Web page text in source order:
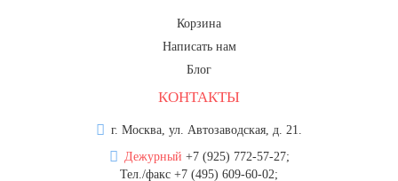
Корзина
Написать нам
Блог
КОНТАКТЫ
г. Москва, ул. Автозаводская, д. 21.
Дежурный +7 (925) 772-57-27;
Тел./факс +7 (495) 609-60-02;